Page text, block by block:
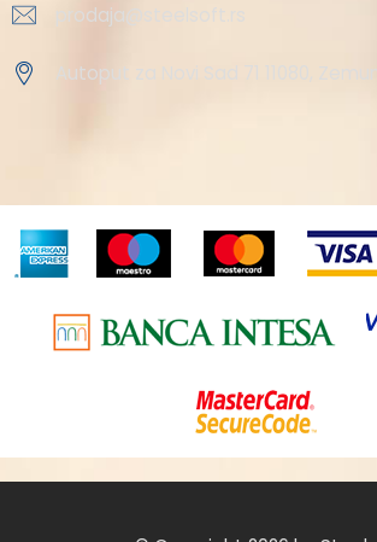
prodaja@steelsoft.rs
Autoput za Novi Sad 71 11080,